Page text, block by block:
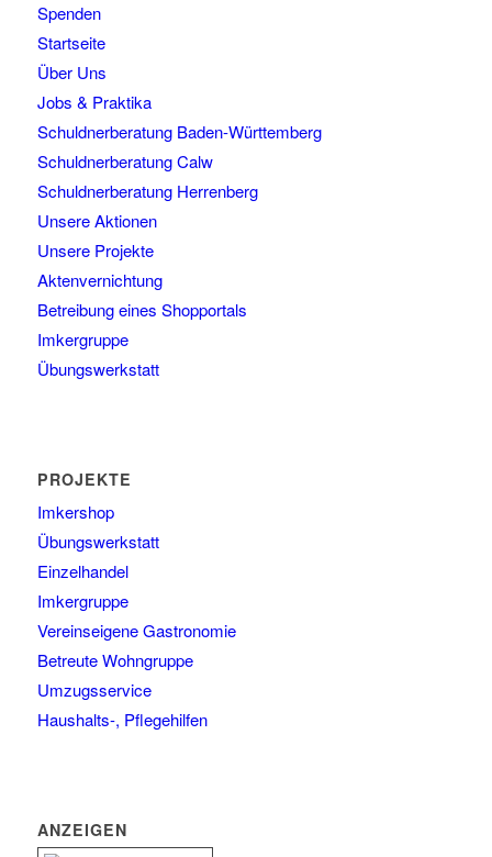
Spenden
Startseite
Über Uns
Jobs & Praktika
Schuldnerberatung Baden-Württemberg
Schuldnerberatung Calw
Schuldnerberatung Herrenberg
Unsere Aktionen
Unsere Projekte
Aktenvernichtung
Betreibung eines Shopportals
Imkergruppe
Übungswerkstatt
PROJEKTE
Imkershop
Übungswerkstatt
Einzelhandel
Imkergruppe
Vereinseigene Gastronomie
Betreute Wohngruppe
Umzugsservice
Haushalts-, Pflegehilfen
ANZEIGEN